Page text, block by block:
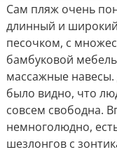
Сам пляж очень
длинный и
песочком, с
бамбуковой
массажные
было видно, что
совсем свободна.
немноголюдно,
шезлонгов с